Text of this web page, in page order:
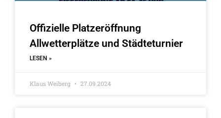
Offizielle Platzeröffnung
Allwetterplätze und Städteturnier
LESEN »
Klaus Weiberg 27.09.2024